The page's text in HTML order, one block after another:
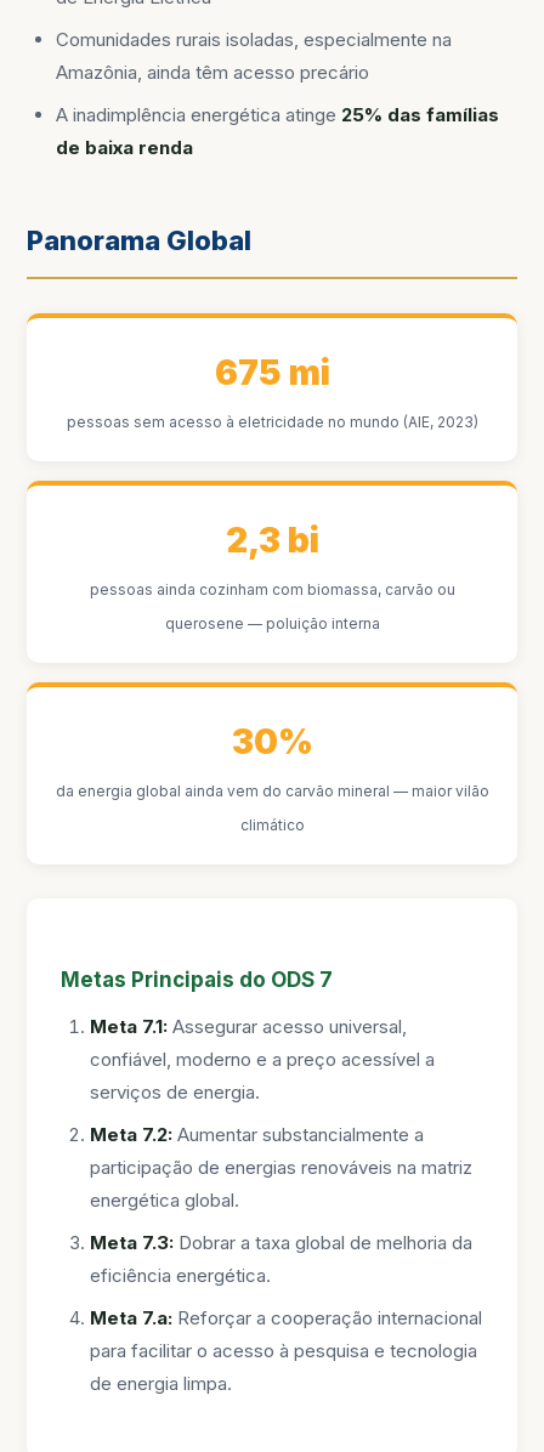
Comunidades rurais isoladas, especialmente na
Amazônia, ainda têm acesso precário
A inadimplência energética atinge 25% das famílias
de baixa renda
Panorama Global
675 mi
pessoas sem acesso à eletricidade no mundo (AIE, 2023)
2,3 bi
pessoas ainda cozinham com biomassa, carvão ou
querosene — poluição interna
30%
da energia global ainda vem do carvão mineral — maior vilão
climático
Metas Principais do ODS 7
Meta 7.1: Assegurar acesso universal,
confiável, moderno e a preço acessível a
serviços de energia.
Meta 7.2: Aumentar substancialmente a
participação de energias renováveis na matriz
energética global.
Meta 7.3: Dobrar a taxa global de melhoria da
eficiência energética.
Meta 7.a: Reforçar a cooperação internacional
para facilitar o acesso à pesquisa e tecnologia
de energia limpa.